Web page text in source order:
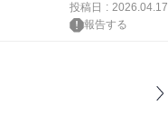
投稿日 : 2026.04.17
報告する